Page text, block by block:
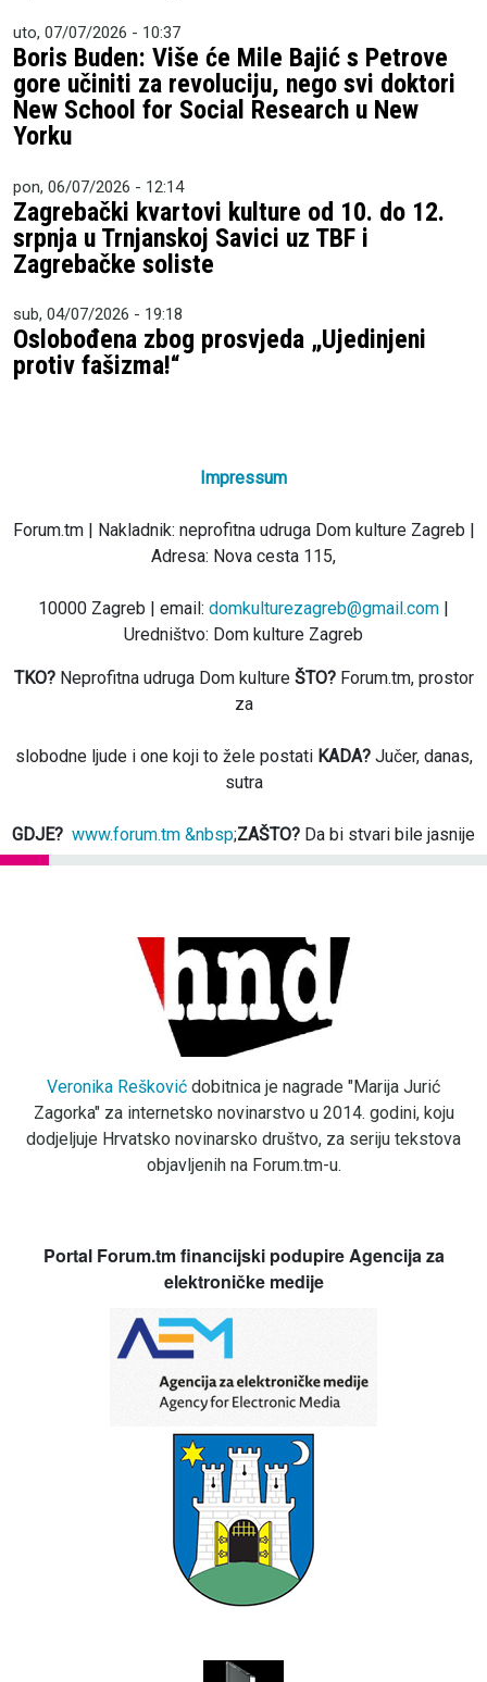
uto, 07/07/2026 - 10:37
Boris Buden: Više će Mile Bajić s Petrove
gore učiniti za revoluciju, nego svi doktori
New School for Social Research u New
Yorku
pon, 06/07/2026 - 12:14
Zagrebački kvartovi kulture od 10. do 12.
srpnja u Trnjanskoj Savici uz TBF i
Zagrebačke soliste
sub, 04/07/2026 - 19:18
Oslobođena zbog prosvjeda „Ujedinjeni
protiv fašizma!“
Impressum
Forum.tm | Nakladnik: neprofitna udruga Dom kulture Zagreb |
Adresa: Nova cesta 115,
10000 Zagreb | email: domkulturezagreb@gmail.com |
Uredništvo: Dom kulture Zagreb
TKO?Neprofitna udruga Dom kulture ŠTO?Forum.tm, prostor
za
slobodne ljude i one koji to žele postati KADA?Jučer, danas,
sutra
GDJE? www.forum.tm &nbsp;ZAŠTO? Da bi stvari bile jasnije
Veronika Rešković dobitnica je nagrade "Marija Jurić
Zagorka" za internetsko novinarstvo u 2014. godini, koju
dodjeljuje Hrvatsko novinarsko društvo, za seriju tekstova
objavljenih na Forum.tm-u.
Portal Forum.tm financijski podupire Agencija za
elektroničke medije